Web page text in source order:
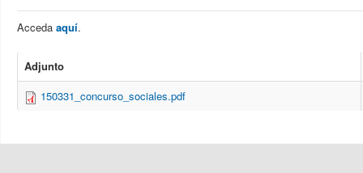
Acceda aquí.
Adjunto
150331_concurso_sociales.pdf